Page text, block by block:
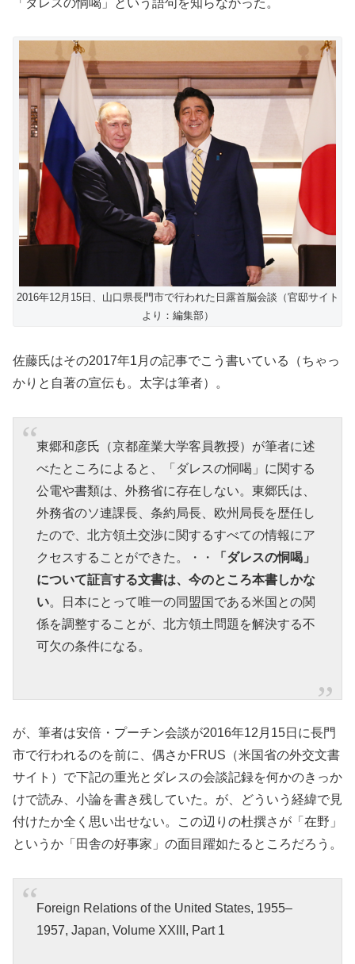
2016年12月15日、山口県長門市で行われた日露首脳会談（官邸サイト
より：編集部）
佐藤氏はその2017年1月の記事でこう書いている（ちゃっ
かりと自著の宣伝も。太字は筆者）。
東郷和彦氏（京都産業大学客員教授）が筆者に述
べたところによると、「ダレスの恫喝」に関する
公電や書類は、外務省に存在しない。東郷氏は、
外務省のソ連課長、条約局長、欧州局長を歴任し
たので、北方領土交渉に関するすべての情報にア
クセスすることができた。・・
「ダレスの恫喝」
について証言する文書は、今のところ本書しかな
い。日本にとって唯一の同盟国である米国との関
係を調整することが、北方領土問題を解決する不
可欠の条件になる。
が、筆者は安倍・プーチン会談が2016年12月15日に長門
市で行われるのを前に、偶さかFRUS（米国省の外交文書
サイト）で下記の重光とダレスの会談記録を何かのきっか
けで読み、小論を書き残していた。が、どういう経緯で見
付けたか全く思い出せない。この辺りの杜撰さが「在野」
というか「田舎の好事家」の面目躍如たるところだろう。
Foreign Relations of the United States, 1955–
1957, Japan, Volume XXIII, Part 1